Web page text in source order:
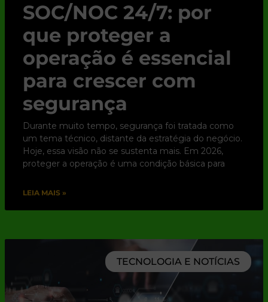
SOC/NOC 24/7: por
que proteger a
operação é essencial
para crescer com
segurança
Durante muito tempo, segurança foi tratada como
um tema técnico, distante da estratégia do negócio.
Hoje, essa visão não se sustenta mais. Em 2026,
proteger a operação é uma condição básica para
LEIA MAIS »
TECNOLOGIA E NOTÍCIAS